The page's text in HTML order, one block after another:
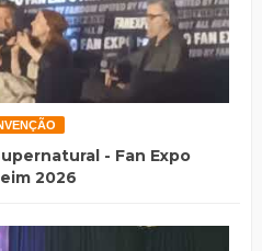
- Fan Expo
2026